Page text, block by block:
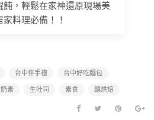
飩，輕鬆在家神還原現場美
家料理必備！！
台中伴手禮 台中好吃麵包
奶素 生吐司 素食 釀烘焙